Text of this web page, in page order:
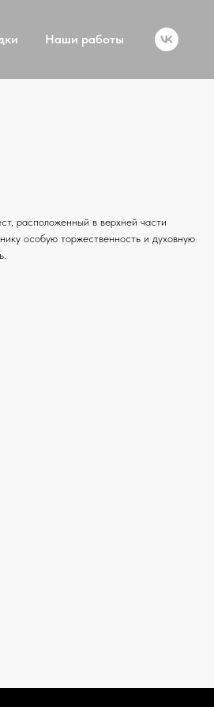
Наши работы
расположенный в верхней части
особую торжественность и духовную